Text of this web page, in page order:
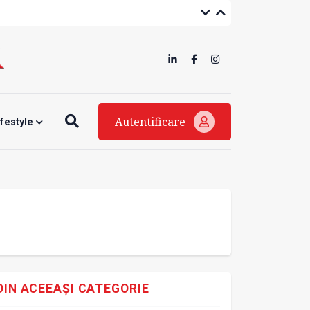
Autentificare
ACEEAȘI CATEGORIE